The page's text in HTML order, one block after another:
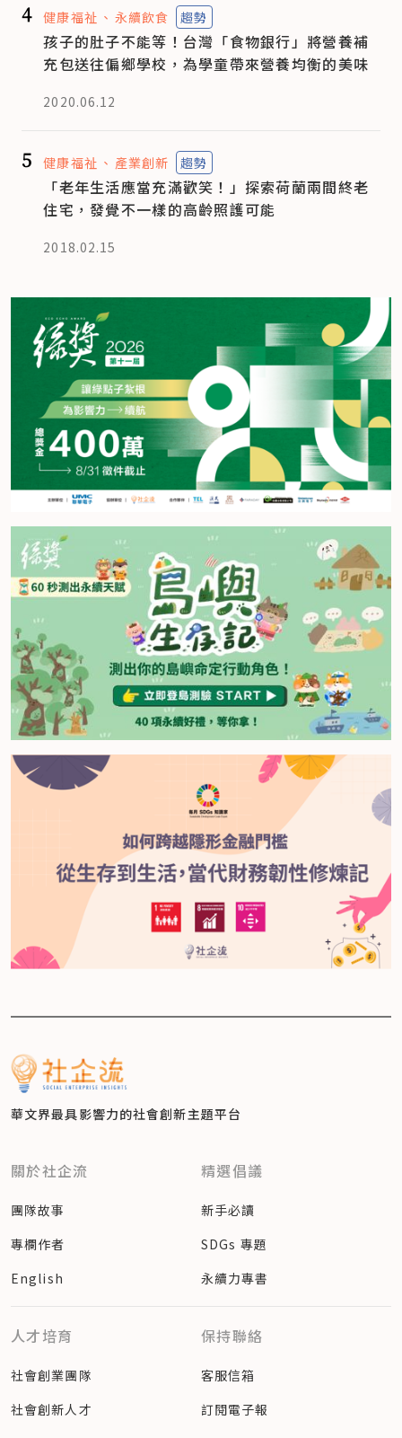
4 健康福祉 永續飲食 趨勢
孩子的肚子不能等！台灣「食物銀行」將營養補
充包送往偏鄉學校，為學童帶來營養均衡的美味
2020.06.12
5 健康福祉 產業創新 趨勢
「老年生活應當充滿歡笑！」探索荷蘭兩間終老
住宅，發覺不一樣的高齡照護可能
2018.02.15
華文界最具影響力的社會創新主題平台
關於社企流
團隊故事
專欄作者
English
精選倡議
新手必讀
SDGs 專題
永續力專書
人才培育
社會創業團隊
社會創新人才
保持聯絡
客服信箱
訂閱電子報